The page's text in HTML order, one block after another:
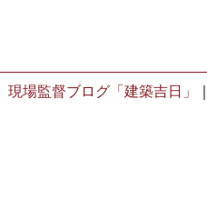
現場監督ブログ「建築吉日」